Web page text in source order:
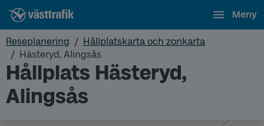
Meny
Reseplanering
Hållplatskarta och zonkarta
Hästeryd, Alingsås
Hållplats Hästeryd,
Alingsås